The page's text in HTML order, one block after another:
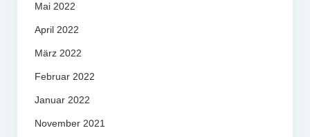
Mai 2022
April 2022
März 2022
Februar 2022
Januar 2022
November 2021